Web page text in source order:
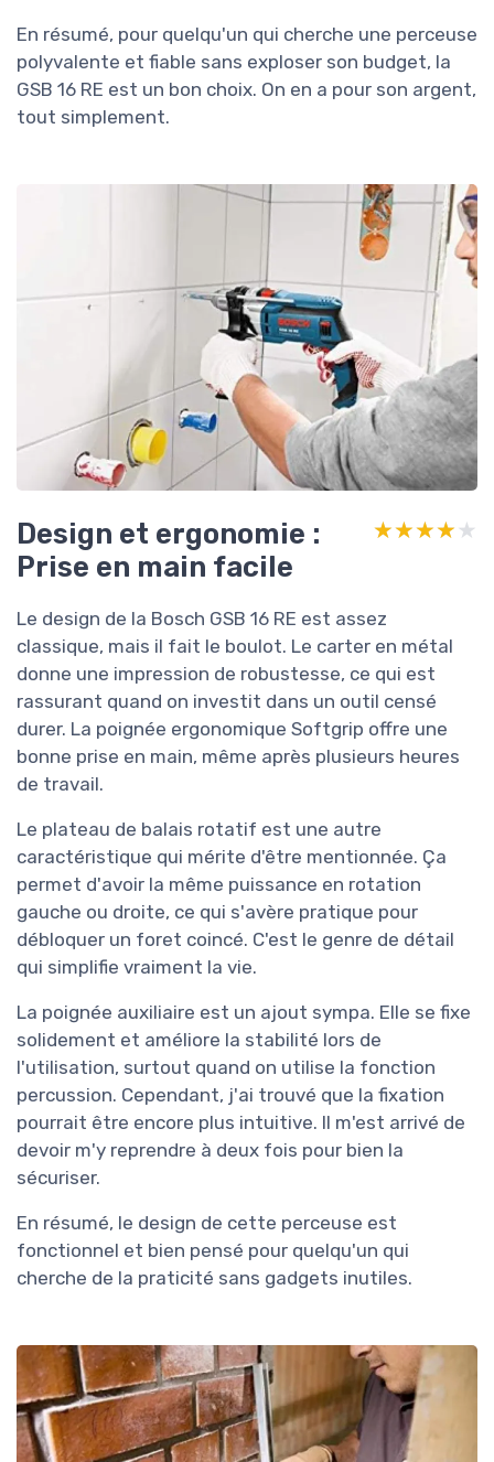
En résumé, pour quelqu'un qui cherche une perceuse
polyvalente et fiable sans exploser son budget, la
GSB 16 RE est un bon choix. On en a pour son argent,
tout simplement.
Design et ergonomie :
Prise en main facile
★★★★★
★★★★★
Le design de la Bosch GSB 16 RE est assez
classique, mais il fait le boulot. Le carter en métal
donne une impression de robustesse, ce qui est
rassurant quand on investit dans un outil censé
durer. La poignée ergonomique Softgrip offre une
bonne prise en main, même après plusieurs heures
de travail.
Le plateau de balais rotatif est une autre
caractéristique qui mérite d'être mentionnée. Ça
permet d'avoir la même puissance en rotation
gauche ou droite, ce qui s'avère pratique pour
débloquer un foret coincé. C'est le genre de détail
qui simplifie vraiment la vie.
La poignée auxiliaire est un ajout sympa. Elle se fixe
solidement et améliore la stabilité lors de
l'utilisation, surtout quand on utilise la fonction
percussion. Cependant, j'ai trouvé que la fixation
pourrait être encore plus intuitive. Il m'est arrivé de
devoir m'y reprendre à deux fois pour bien la
sécuriser.
En résumé, le design de cette perceuse est
fonctionnel et bien pensé pour quelqu'un qui
cherche de la praticité sans gadgets inutiles.